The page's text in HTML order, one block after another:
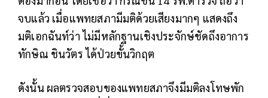
จบแล้ว เมื่อแพทยสภามีมติด้วยเสียงมากๆ แสดงถึง
มติเอกฉันท์ว่า ไม่มีหลักฐานเชิงประจักษ์ชัดถึงอาการ
ทักษิณ ชินวัตร ได้ป่วยขั้นวิกฤต
ดังนั้น ผลตรวจสอบของแพทยสภาจึงมีมติลงโทษพัก